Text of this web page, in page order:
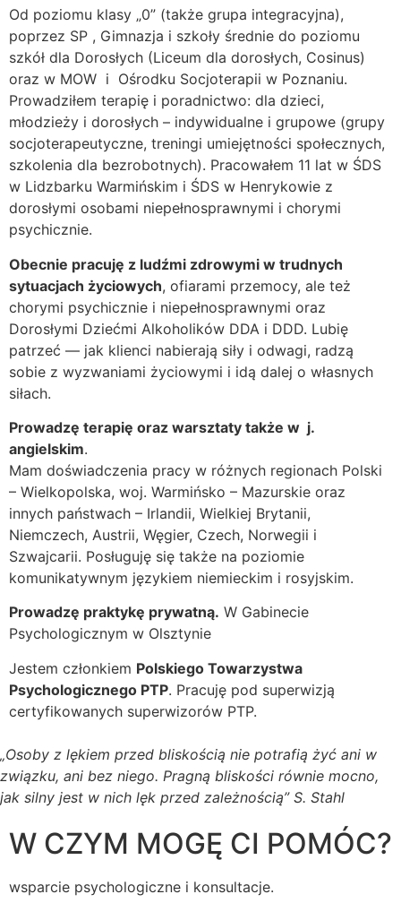
Od poziomu klasy „0” (także grupa integracyjna),
poprzez SP , Gimnazja i szkoły średnie do poziomu
szkół dla Dorosłych (Liceum dla dorosłych, Cosinus)
oraz w MOW i Ośrodku Socjoterapii w Poznaniu.
Prowadziłem terapię i poradnictwo: dla dzieci,
młodzieży i dorosłych – indywidualne i grupowe (grupy
socjoterapeutyczne, treningi umiejętności społecznych,
szkolenia dla bezrobotnych). Pracowałem 11 lat w ŚDS
w Lidzbarku Warmińskim i ŚDS w Henrykowie z
dorosłymi osobami niepełnosprawnymi i chorymi
psychicznie.
Obecnie pracuję z ludźmi zdrowymi w trudnych
sytuacjach życiowych, ofiarami przemocy, ale też
chorymi psychicznie i niepełnosprawnymi oraz
Dorosłymi Dziećmi Alkoholików DDA i DDD. Lubię
patrzeć — jak klienci nabierają siły i odwagi, radzą
sobie z wyzwaniami życiowymi i idą dalej o własnych
siłach.
Prowadzę terapię oraz warsztaty także w j.
angielskim.
Mam doświadczenia pracy w różnych regionach Polski
– Wielkopolska, woj. Warmińsko – Mazurskie oraz
innych państwach – Irlandii, Wielkiej Brytanii,
Niemczech, Austrii, Węgier, Czech, Norwegii i
Szwajcarii. Posługuję się także na poziomie
komunikatywnym językiem niemieckim i rosyjskim.
Prowadzę praktykę prywatną. W Gabinecie
Psychologicznym w Olsztynie
Jestem członkiem Polskiego Towarzystwa
Psychologicznego PTP. Pracuję pod superwizją
certyfikowanych superwizorów PTP.
„Osoby z lękiem przed bliskością nie potrafią żyć ani w
związku, ani bez niego. Pragną bliskości równie mocno,
jak silny jest w nich lęk przed zależnością” S. Stahl
W CZYM MOGĘ CI POMÓC?
wsparcie psychologiczne i konsultacje.